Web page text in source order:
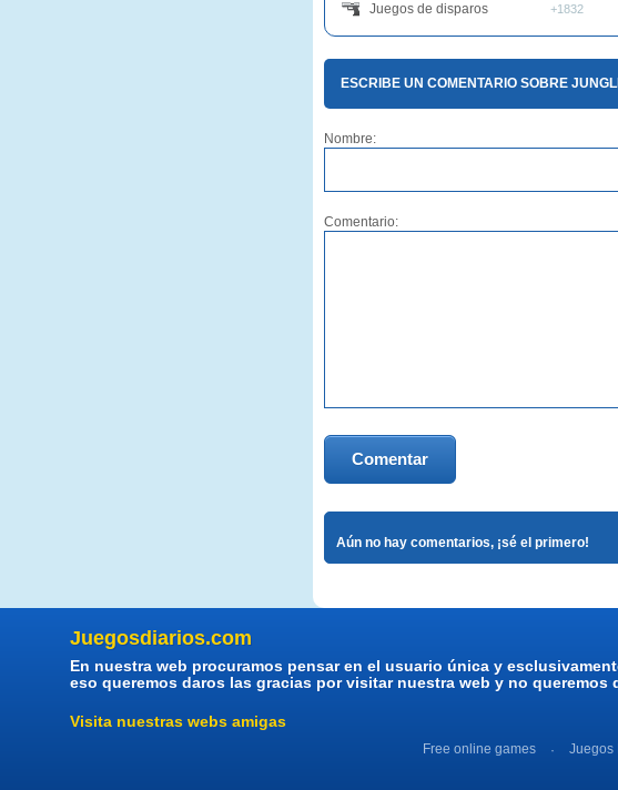
Juegos de disparos +1832
ESCRIBE UN COMENTARIO SOBRE
Nombre:
Comentario:
Comentar
Aún no hay comentarios, ¡sé el primero!
Juegosdiarios.com
En nuestra web procuramos pensar en el usuario única y
eso queremos daros las gracias por visitar nuestra web y no
Visita nuestras webs amigas
Free online games Juegos